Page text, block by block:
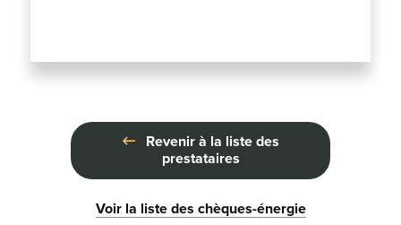
Revenir à la liste des
prestataires
Voir la liste des chèques-énergie